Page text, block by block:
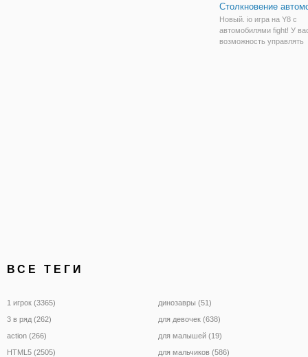
Столкновение
Новый. io игра на Y8 с
автомобилями fight! У
возможность управлять
ВСЕ ТЕГИ
1 игрок (3365)
3 в ряд (262)
action (266)
HTML5 (2505)
динозавры (51)
для девочек (638)
для малышей (19)
для мальчиков (586)